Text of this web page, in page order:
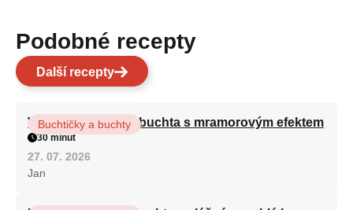
Podobné recepty
Další recepty
Vláčná olejová litá buchta s mramorovým efektem
Buchtičky a buchty
30 minut
27. 07. 2026
Jan